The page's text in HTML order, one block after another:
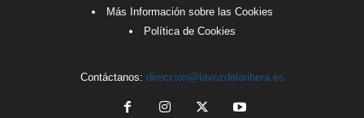
Más Información sobre las Cookies
Política de Cookies
Contáctanos: direccion@lavozdelaribera.es